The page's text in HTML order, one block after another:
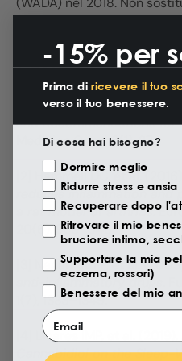
medica. [5]
Fonti e
[1] McCartney D, et al.
Performance: a Narrative
and Recommendations for
Medicine Open, 6(1), 27.
[2] Hammell DC, et al. (2016).
reduces inflammation and
a rat model of arthritis.
20(6), 936–948.
[3] Nagarkatti P, et al.
anti-inflammatory drugs
1(7), 1333–1349.
[4] Linares IMP, et al. (2019).
Cannabidiol on the
-15% per
Prima di ricevere il tuo
verso il tuo benessere.
Di cosa hai bisogno?
Motivazione Visita
Dormire meglio
Ridurre stress e ansia
Recuperare dopo
Ritrovare il mio
bruciore intimo,
Supportare la mia
eczema, rossori)
Benessere del mio
Email